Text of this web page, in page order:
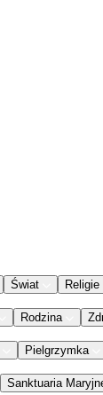
Świat Religie
Rodzina
Pielgrzymka
Sanktuaria